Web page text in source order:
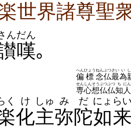
世界諸尊聖
嘆
んだん
｡
偏
へん
標
ひょう
念仏
ねんぶつ
最
さい
為
い
専心
せんしん
想仏
そうぶつ
仏
ぶつ
知
ち
人
にん
く
化
け
主
しゅ
弥陀
みだ
如
にょら